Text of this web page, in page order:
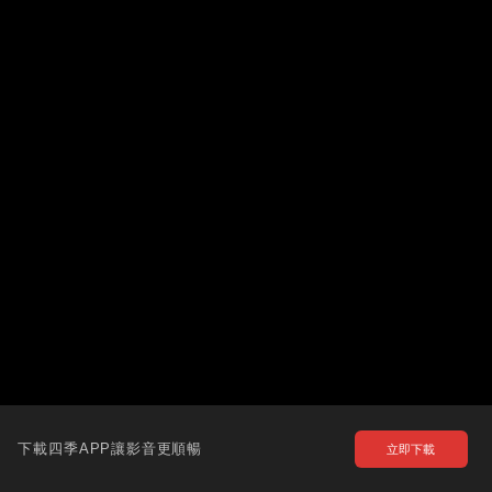
下載四季APP讓影音更順暢 立即下載